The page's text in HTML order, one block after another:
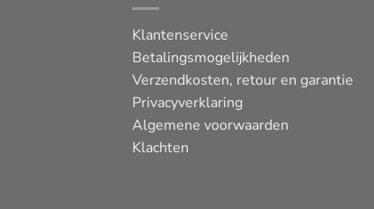
Klantenservice
Betalingsmogelijkheden
Verzendkosten, retour en garantie
Privacyverklaring
Algemene voorwaarden
Klachten